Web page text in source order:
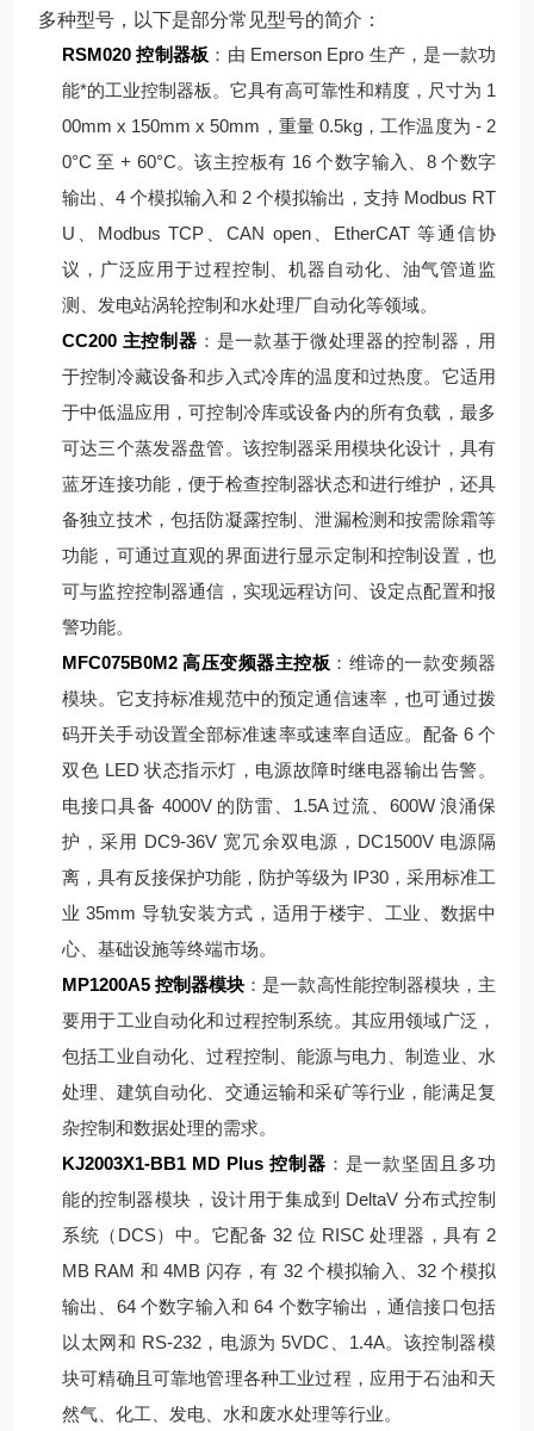
多种型号，以下是部分常见型号的简介：
RSM020 控制器板 ：由 Emerson Epro 生产，是一款功
能*的工业控制器板。它具有高可靠性和精度，尺寸为 1
00mm x 150mm x 50mm，重量 0.5kg，工作温度为 - 2
0°C 至 + 60°C。该主控板有 16 个数字输入、8 个数字
输出、4 个模拟输入和 2 个模拟输出，支持 Modbus RT
U、Modbus TCP、CAN open、EtherCAT 等通信协
议，广泛应用于过程控制、机器自动化、油气管道监
测、发电站涡轮控制和水处理厂自动化等领域。
CC200 主控制器 ：是一款基于微处理器的控制器，用
于控制冷藏设备和步入式冷库的温度和过热度。它适用
于中低温应用，可控制冷库或设备内的所有负载，最多
可达三个蒸发器盘管。该控制器采用模块化设计，具有
蓝牙连接功能，便于检查控制器状态和进行维护，还具
备独立技术，包括防凝露控制、泄漏检测和按需除霜等
功能，可通过直观的界面进行显示定制和控制设置，也
可与监控控制器通信，实现远程访问、设定点配置和报
警功能。
MFC075B0M2 高压变频器主控板 ：维谛的一款变频器
模块。它支持标准规范中的预定通信速率，也可通过拨
码开关手动设置全部标准速率或速率自适应。配备 6 个
双色 LED 状态指示灯，电源故障时继电器输出告警。
电接口具备 4000V 的防雷、1.5A 过流、600W 浪涌保
护，采用 DC9-36V 宽冗余双电源，DC1500V 电源隔
离，具有反接保护功能，防护等级为 IP30，采用标准工
业 35mm 导轨安装方式，适用于楼宇、工业、数据中
心、基础设施等终端市场。
MP1200A5 控制器模块 ：是一款高性能控制器模块，主
要用于工业自动化和过程控制系统。其应用领域广泛，
包括工业自动化、过程控制、能源与电力、制造业、水
处理、建筑自动化、交通运输和采矿等行业，能满足复
杂控制和数据处理的需求。
KJ2003X1-BB1 MD Plus 控制器 ：是一款坚固且多功
能的控制器模块，设计用于集成到 DeltaV 分布式控制
系统（DCS）中。它配备 32 位 RISC 处理器，具有 2
MB RAM 和 4MB 闪存，有 32 个模拟输入、32 个模拟
输出、64 个数字输入和 64 个数字输出，通信接口包括
以太网和 RS-232，电源为 5VDC、1.4A。该控制器模
块可精确且可靠地管理各种工业过程，应用于石油和天
然气、化工、发电、水和废水处理等行业。